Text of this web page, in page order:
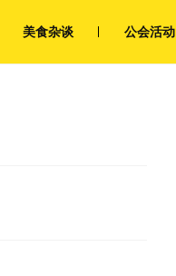
美食杂谈 公会活动